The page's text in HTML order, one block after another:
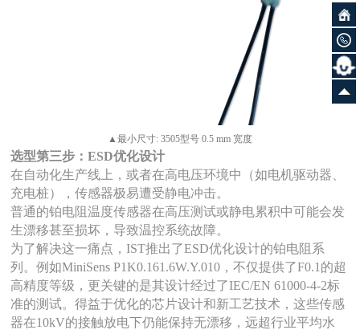
▲最小尺寸: 3505型号 0.5 mm 宽度
选型第三步：ESD优化设计
在自动化生产线上，或者在高电压环境中（如电机驱动器、
充电桩），传感器极易遭受静电冲击。
普通的铂电阻温度传感器在高压测试或静电累积中可能会发
生漂移甚至损坏，导致温控系统故障。
为了解决这一痛点， IST推出了ESD优化设计的铂电阻系
列。例如MiniSens P1K0.161.6W.Y.010，不仅提供了F0.1的超
高精度等级，更关键的是其设计经过了IEC/EN 61000-4-2标
准的测试。得益于优化的芯片设计和新工艺技术，这些传感
器在10kV的接触放电下仍能保持无漂移，远超行业平均水